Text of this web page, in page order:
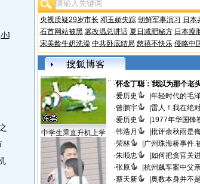
小]
央视质疑29岁市长 邓玉娇失踪 朝鲜军事演习 日本
石首网站被黑 篡改温总讲话 夏日减肥秘方 日本瘦
宋美龄牛奶洗澡 中共卧底结局 慈禧不快乐 侵略中
中学生乘直升机上学
·怀念丁聪：我以为那个老
·爱历史
年轻时代的毛
·曾鹏宇
雷人！我在绝
·爱历史
1977年华国锋
·韩浩月
批评余秋雨是
·荣林
广州珠海桥事件:
·朱顺忠
如何把贪官关
·张原
杭州飙车案中父
·蔡天新
奥数本身并不